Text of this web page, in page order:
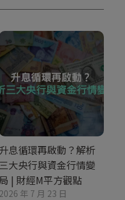
升息循環再啟動？解析
三大央行與資金行情變
局 | 財經M平方觀點
2026 年 7 月 23 日